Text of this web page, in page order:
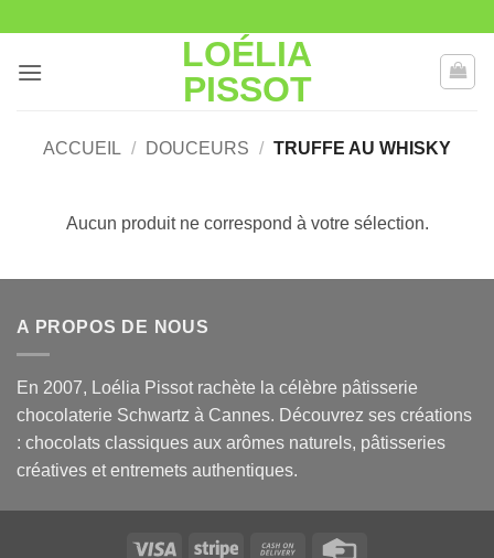
contenu
LOÉLIA
PISSOT
ACCUEIL / DOUCEURS / TRUFFE AU WHISKY
Aucun produit ne correspond à votre sélection.
A PROPOS DE NOUS
En 2007, Loélia Pissot rachète la célèbre pâtisserie
chocolaterie Schwartz à Cannes. Découvrez ses créations
: chocolats classiques aux arômes naturels, pâtisseries
créatives et entremets authentiques.
Visa Stripe
Cash